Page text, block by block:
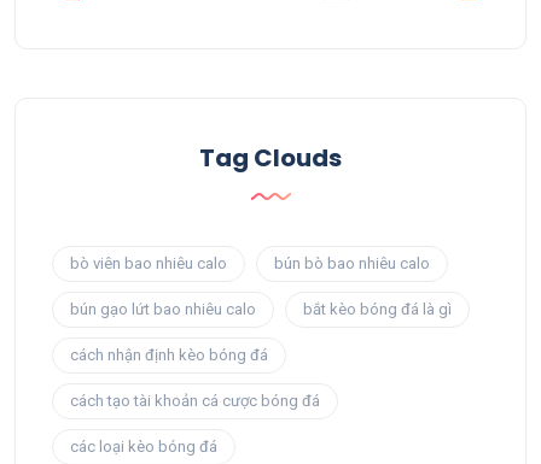
Tag Clouds
bò viên bao nhiêu calo bún bò bao nhiêu calo
bún gạo lứt bao nhiêu calo bắt kèo bóng đá là gì
cách nhận định kèo bóng đá
cách tạo tài khoản cá cược bóng đá
các loại kèo bóng đá